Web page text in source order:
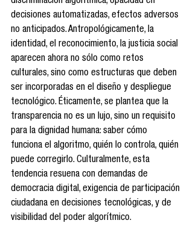
decisiones automatizadas, efectos adversos
no anticipados. Antropológicamente, la
identidad, el reconocimiento, la justicia social
aparecen ahora no sólo como retos
culturales, sino como estructuras que deben
ser incorporadas en el diseño y despliegue
tecnológico. Éticamente, se plantea que la
transparencia no es un lujo, sino un requisito
para la dignidad humana: saber cómo
funciona el algoritmo, quién lo controla, quién
puede corregirlo. Culturalmente, esta
tendencia resuena con demandas de
democracia digital, exigencia de participación
ciudadana en decisiones tecnológicas, y de
visibilidad del poder algorítmico.